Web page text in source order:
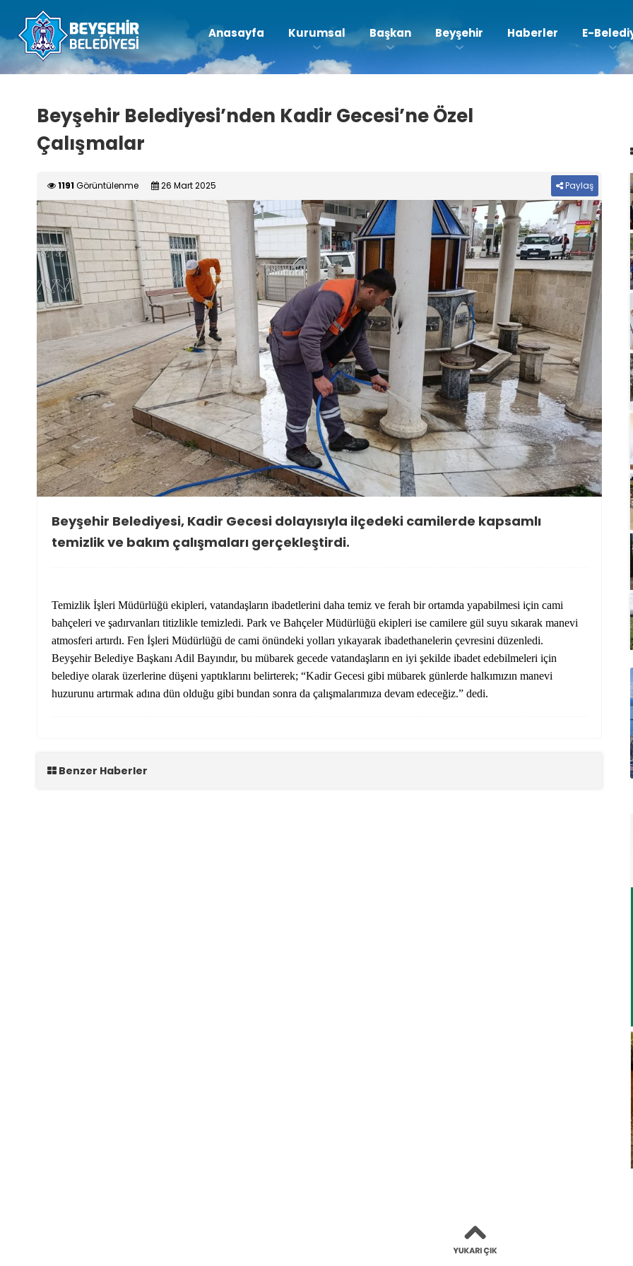
Anasayfa Kurumsal Başkan Beyşehir Haberler E-
Beyşehir Belediyesi’nden Kadir Gecesi’ne Özel
Çalışmalar
1191 Görüntülenme 26 Mart 2025 Paylaş
Beyşehir Belediyesi, Kadir Gecesi dolayısıyla ilçedeki camilerde kapsamlı
temizlik ve bakım çalışmaları gerçekleştirdi.
Temizlik İşleri Müdürlüğü ekipleri, vatandaşların ibadetlerini daha temiz ve ferah bir ortamda yapabilmesi için cami
bahçeleri ve şadırvanları titizlikle temizledi. Park ve Bahçeler Müdürlüğü ekipleri ise camilere gül suyu sıkarak manevi
atmosferi artırdı. Fen İşleri Müdürlüğü de cami önündeki yolları yıkayarak ibadethanelerin çevresini düzenledi.
Beyşehir Belediye Başkanı Adil Bayındır, bu mübarek gecede vatandaşların en iyi şekilde ibadet edebilmeleri için
belediye olarak üzerlerine düşeni yaptıklarını belirterek; “Kadir Gecesi gibi mübarek günlerde halkımızın manevi
huzurunu artırmak adına dün olduğu gibi bundan sonra da çalışmalarımıza devam edeceğiz.” dedi.
Benzer Haberler